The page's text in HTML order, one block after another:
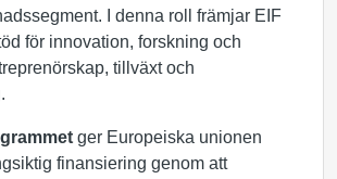
I denna roll främjar EIF
för innovation, forskning och
tillväxt och
ger Europeiska unionen
finansiering genom att